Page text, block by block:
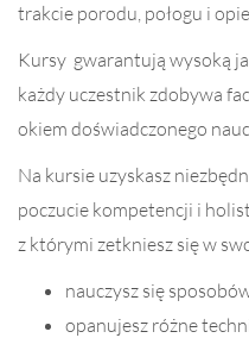
trakcie porodu, połogu i
Kursy gwarantują wysoką
każdy uczestnik zdobywa
okiem doświadczonego
Na kursie uzyskasz
poczucie kompetencji i
z którymi zetkniesz się w
nauczysz się
opanujesz różne